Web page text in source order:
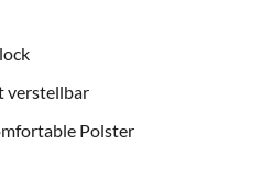
verstellbar
Polster